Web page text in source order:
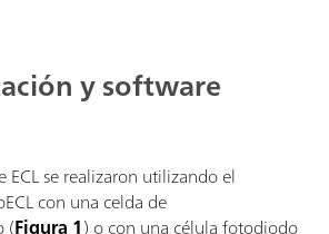
y software
ECL se realizaron utilizando el
con una celda de
(Figura 1) o con una célula fotodiodo